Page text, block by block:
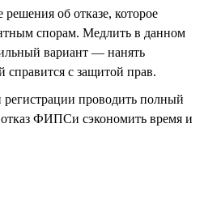
об отказе, которое
спорам. Медлить в данном
вариант — нанять
справится с защитой прав.
проводить полный
ФИПСи сэкономить время и